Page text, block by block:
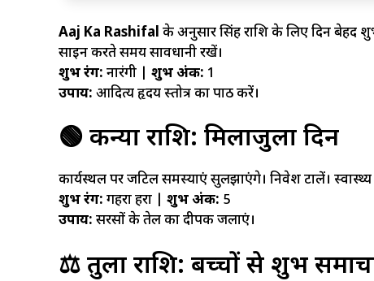
Aaj Ka Rashifal के अनुसार सिंह राशि के लिए दिन बेहद शुभ
साइन करते समय सावधानी रखें।
शुभ रंग: नारंगी | शुभ अंक: 1
उपाय: आदित्य हृदय स्तोत्र का पाठ करें।
🟢 कन्या राशि: मिलाजुला दिन
कार्यस्थल पर जटिल समस्याएं सुलझाएंगे। निवेश टालें। स्वास्थ्य
शुभ रंग: गहरा हरा | शुभ अंक: 5
उपाय: सरसों के तेल का दीपक जलाएं।
⚖️ तुला राशि: बच्चों से शुभ